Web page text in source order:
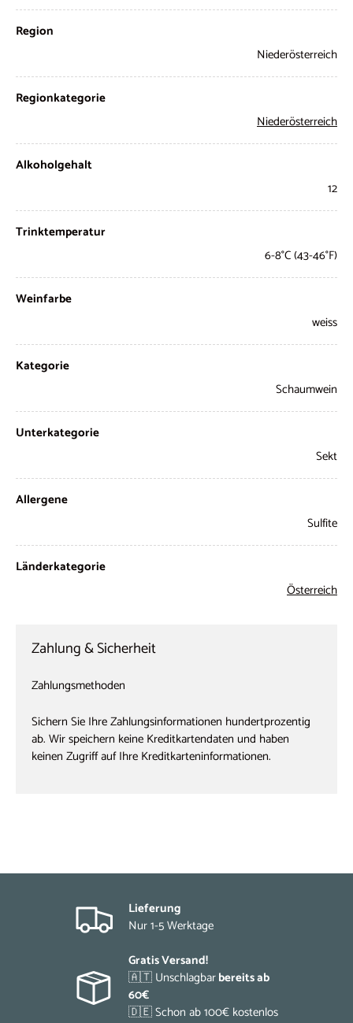
Region
Niederösterreich
Regionkategorie
Niederösterreich
Alkoholgehalt
12
Trinktemperatur
6-8°C (43-46°F)
Weinfarbe
weiss
Kategorie
Schaumwein
Unterkategorie
Sekt
Allergene
Sulfite
Länderkategorie
Österreich
Zahlung & Sicherheit
Zahlungsmethoden
Sichern Sie Ihre Zahlungsinformationen hundertprozentig
ab. Wir speichern keine Kreditkartendaten und haben
keinen Zugriff auf Ihre Kreditkarteninformationen.
Lieferung
Nur 1-5 Werktage
Gratis Versand!
🇦🇹 Unschlagbarbereits ab
60€
🇩🇪 Schon ab 100€ kostenlos